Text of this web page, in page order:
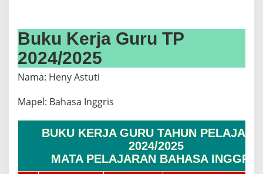
Buku Kerja Guru TP
2024/2025
Nama: Heny Astuti
Mapel: Bahasa Inggris
BUKU KERJA GURU TAHUN
2024/2025
MATA PELAJARAN BAHASA INGGRIS